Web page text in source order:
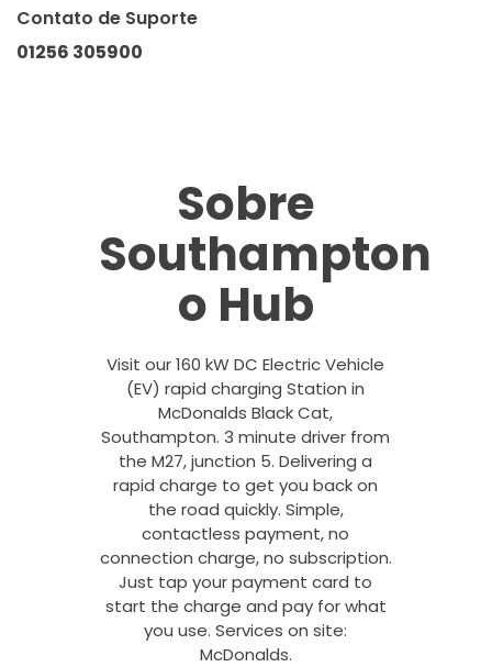
Contato de Suporte
01256 305900
Sobre
Southampton
o Hub
Visit our 160 kW DC Electric Vehicle
(EV) rapid charging Station in
McDonalds Black Cat,
Southampton. 3 minute driver from
the M27, junction 5. Delivering a
rapid charge to get you back on
the road quickly. Simple,
contactless payment, no
connection charge, no subscription.
Just tap your payment card to
start the charge and pay for what
you use. Services on site:
McDonalds.